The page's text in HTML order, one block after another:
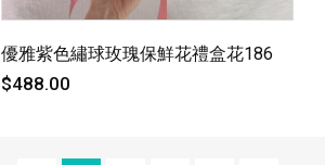
優雅紫色繡球玫瑰保鮮花禮盒花186
$488.00